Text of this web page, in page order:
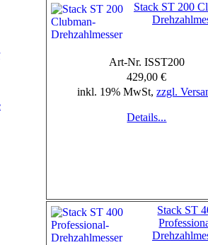
Stack ST 200
Art-Nr. ISST200
429,00 €
inkl. 19% MwSt, zzgl.
Details...
Stack ST